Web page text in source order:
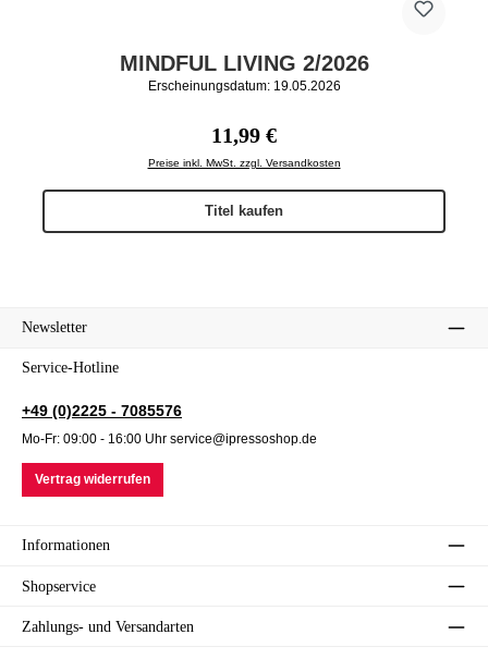
MINDFUL LIVING 2/2026
Erscheinungsdatum: 19.05.2026
Regulärer Preis:
11,99 €
Preise inkl. MwSt. zzgl. Versandkosten
Titel kaufen
Newsletter
Service-Hotline
+49 (0)2225 - 7085576
Mo-Fr: 09:00 - 16:00 Uhr service@ipressoshop.de
Vertrag widerrufen
Informationen
Shopservice
Zahlungs- und Versandarten